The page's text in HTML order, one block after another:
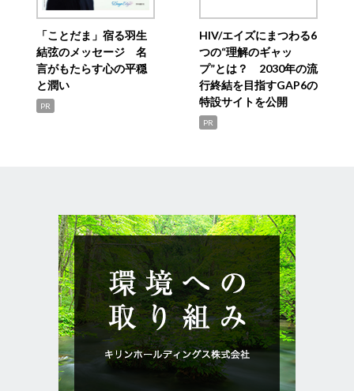
「ことだま」宿る羽生
結弦のメッセージ 名
言がもたらす心の平穏
と潤い
PR
HIV/エイズにまつわる6
つの“理解のギャッ
プ”とは？ 2030年の流
行終結を目指すGAP6の
特設サイトを公開
PR